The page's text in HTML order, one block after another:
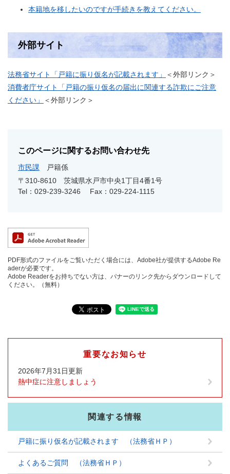
本籍地を移したいのですが手続きを教えてください。
外部サイト
法務省サイト「戸籍に振り仮名が記載されます」
＜外部リンク＞
消費者庁サイト「戸籍の振り仮名の届出に関連する詐欺にご注意
ください」
＜外部リンク＞
このページに関するお問い合わせ先
市民課
戸籍係
〒310-8610
茨城県水戸市中央1丁目4番1号
Tel：029-239-3246
Fax：029-224-1115
PDF形式のファイルをご覧いただく場合には、Adobe社が提供するAdobe Re
aderが必要です。
Adobe Readerをお持ちでない方は、バナーのリンク先からダウンロードして
ください。（無料）
重要なお知らせ
2026年7月31日更新
熱中症に注意しましょう
関連する情報
戸籍に振り仮名が記載されます （法務省ＨＰ）
よくあるご質問 （法務省ＨＰ）